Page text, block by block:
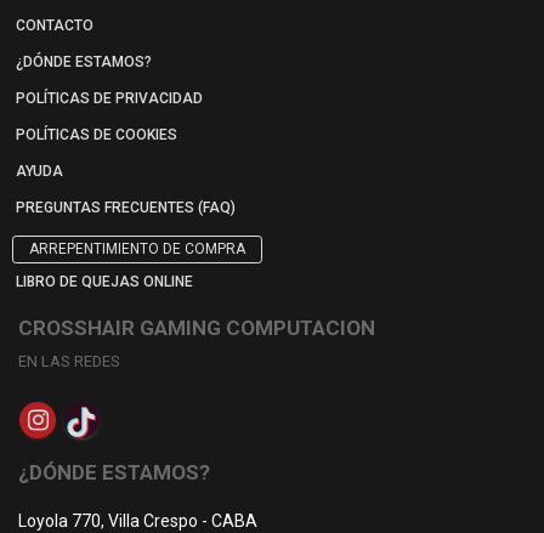
CONTACTO
¿DÓNDE ESTAMOS?
POLÍTICAS DE PRIVACIDAD
POLÍTICAS DE COOKIES
AYUDA
PREGUNTAS FRECUENTES (FAQ)
ARREPENTIMIENTO DE COMPRA
LIBRO DE QUEJAS ONLINE
CROSSHAIR GAMING COMPUTACION
EN LAS REDES
¿DÓNDE ESTAMOS?
Loyola 770, Villa Crespo - CABA